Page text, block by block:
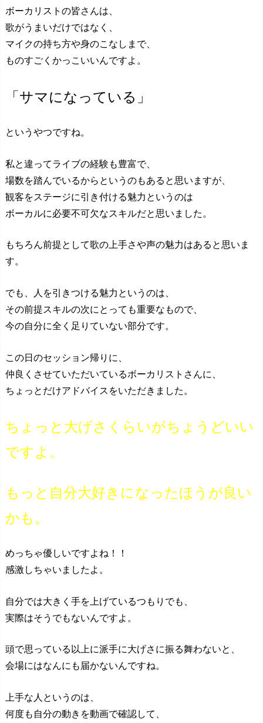
ボーカリストの皆さんは、
歌がうまいだけではなく、
マイクの持ち方や身のこなしまで、
ものすごくかっこいいんですよ。
「サマになっている」
というやつですね。
私と違ってライブの経験も豊富で、
場数を踏んでいるからというのもあると思いますが、
観客をステージに引き付ける魅力というのは
ボーカルに必要不可欠なスキルだと思いました。
もちろん前提として歌の上手さや声の魅力はあると思いま
す。
でも、人を引きつける魅力というのは、
その前提スキルの次にとっても重要なもので、
今の自分に全く足りていない部分です。
この日のセッション帰りに、
仲良くさせていただいているボーカリストさんに、
ちょっとだけアドバイスをいただきました。
ちょっと大げさくらいがちょうどいい
ですよ。
もっと自分大好きになったほうが良い
かも。
めっちゃ優しいですよね！！
感激しちゃいましたよ。
自分では大きく手を上げているつもりでも、
実際はそうでもないんですよ。
頭で思っている以上に派手に大げさに振る舞わないと、
会場にはなんにも届かないんですね。
上手な人というのは、
何度も自分の動きを動画で確認して、